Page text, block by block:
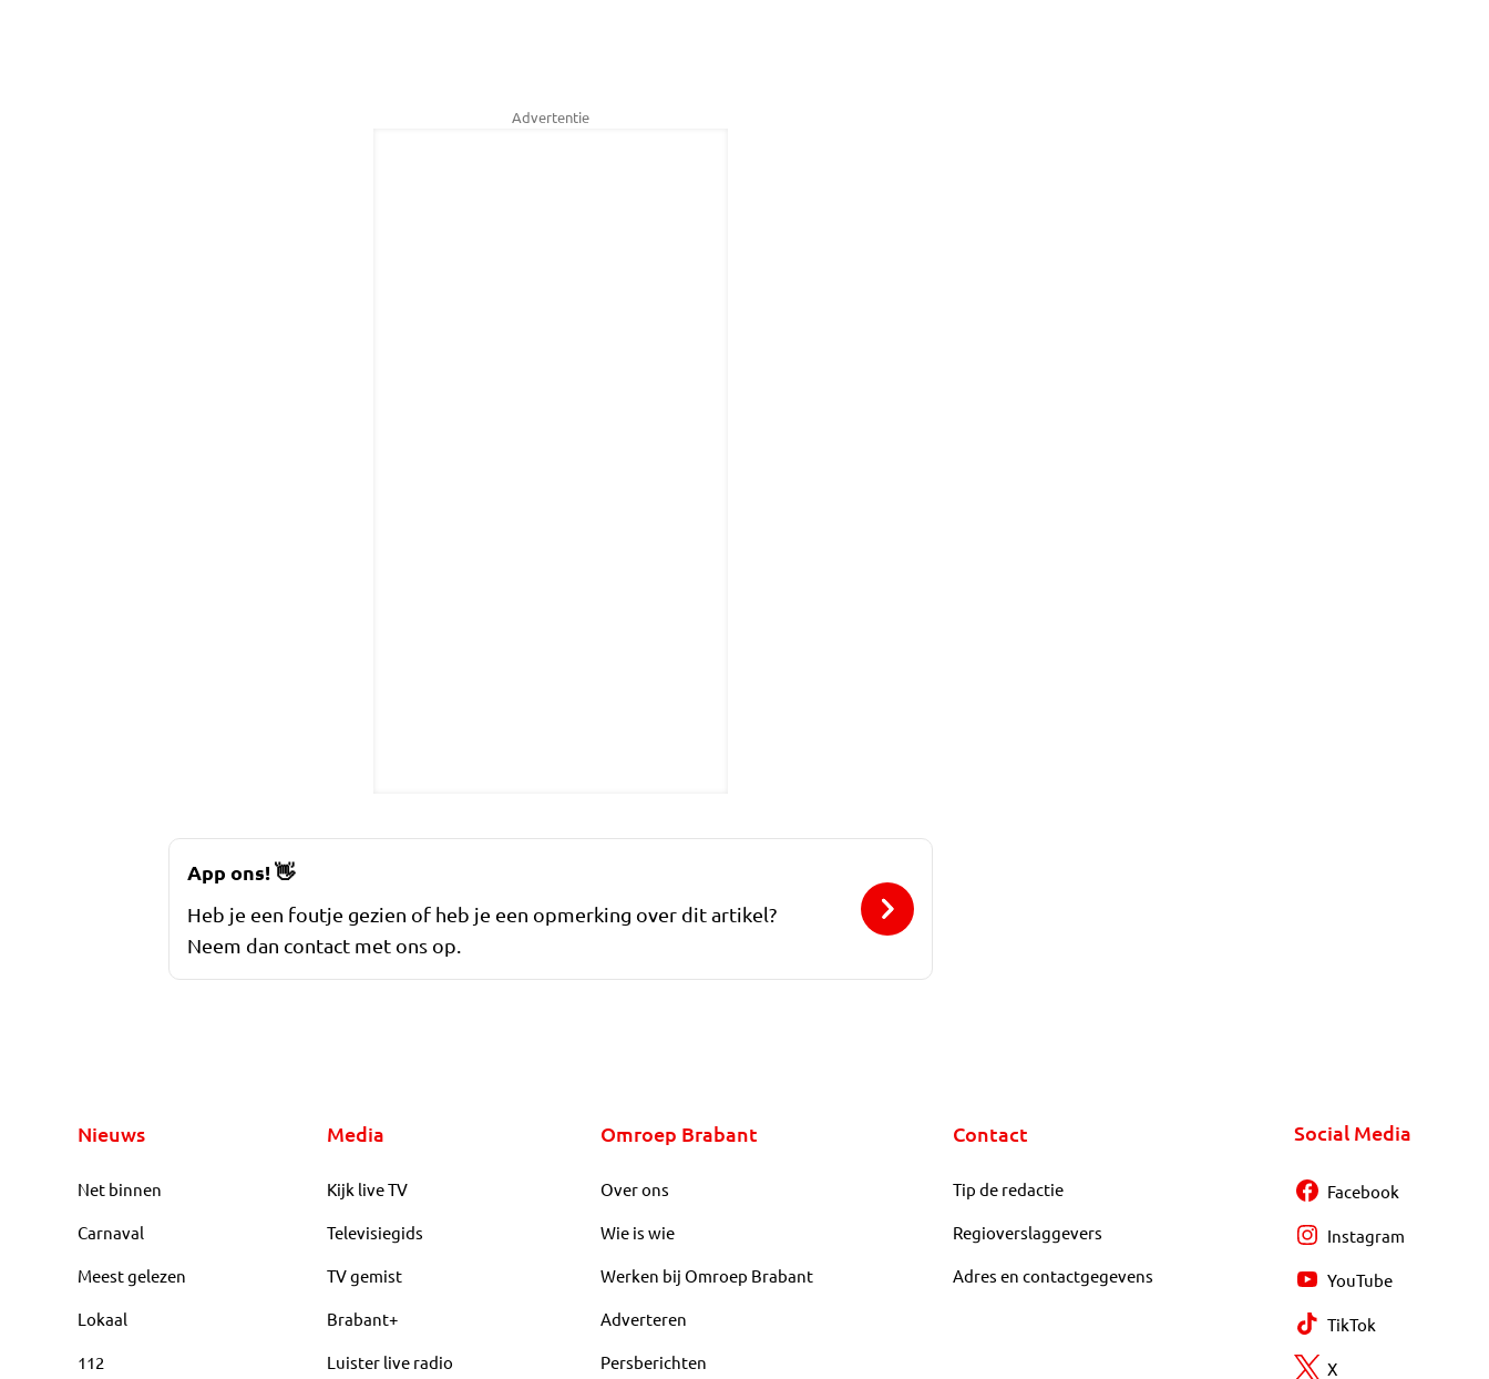
Advertentie
App ons!👋
Heb je een foutje gezien of heb je een opmerking over dit artikel?
Neem dan contact met ons op.
Nieuws
Net binnen
Carnaval
Meest gelezen
Lokaal
112
Media
Kijk live TV
Televisiegids
TV gemist
Brabant+
Luister live radio
Omroep Brabant
Over ons
Wie is wie
Werken bij Omroep Brabant
Adverteren
Persberichten
Contact
Tip de redactie
Regioverslaggevers
Adres en contactgegevens
Social Media
Facebook
Instagram
YouTube
TikTok
X